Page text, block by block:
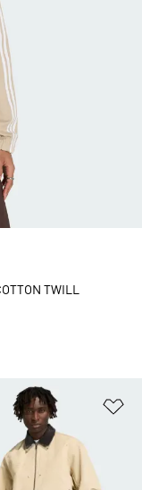
życzeń
TWILL